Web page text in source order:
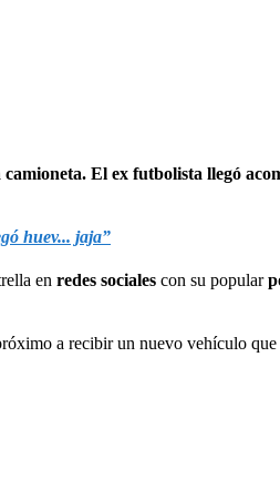
El ex futbolista llegó
huev... jaja”
en redes sociales con su popular
a recibir un nuevo vehículo que